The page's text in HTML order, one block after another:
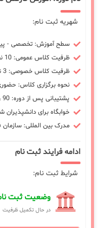
شهریه ثبت نام:
سطح آموزش: تخصصی -
ظرفیت کلاس عمومی: 10 نفر
ظرفیت کلاس خصوصی: 3 نفر
نحوه برگزاری کلاس:
پشتیبانی پس از دوره: 90 روز
خوابگاه برای دانشپذیران
مدرک بین المللی: سازمان
ادامه فرایند ثبت نام
شرایط ثبت نام:
وضعیت ثبت
در حال تکمیل ظرفیت